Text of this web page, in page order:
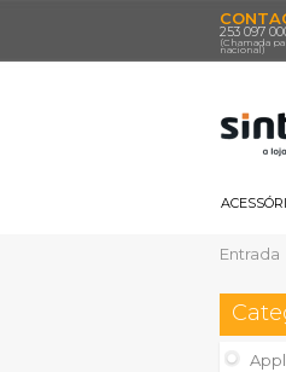
253 097
(Chamada
nacional)
Entrada